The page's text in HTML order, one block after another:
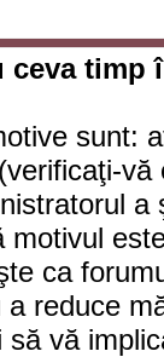
ceva timp
sunt:
motivul
ca
reduce
vă